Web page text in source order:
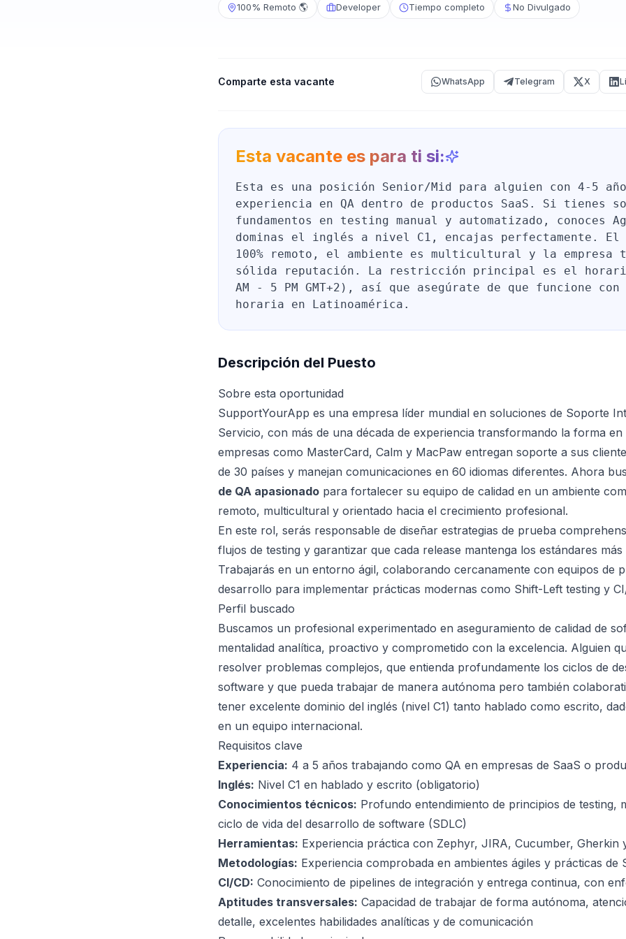
100% Remoto 🌎 Developer Tiempo completo No Divulgado
Comparte esta vacante WhatsApp Telegram X
Esta vacante es para ti si:
Esta es una posición Senior/Mid para alguien con 4-5
experiencia en QA dentro de productos SaaS. Si tienes
fundamentos en testing manual y automatizado, conoces
dominas el inglés a nivel C1, encajas perfectamente.
100% remoto, el ambiente es multicultural y la empresa
sólida reputación. La restricción principal es el
AM - 5 PM GMT+2), así que asegúrate de que funcione
horaria en Latinoamérica.
Descripción del Puesto
Sobre esta oportunidad
SupportYourApp es una empresa líder mundial en soluciones de Soporte
Servicio, con más de una década de experiencia transformando la forma en
empresas como MasterCard, Calm y MacPaw entregan soporte a sus
de 30 países y manejan comunicaciones en 60 idiomas diferentes. Ahora
de QA apasionado para fortalecer su equipo de calidad en un ambiente
remoto, multicultural y orientado hacia el crecimiento profesional.
En este rol, serás responsable de diseñar estrategias de prueba
flujos de testing y garantizar que cada release mantenga los estándares más
Trabajarás en un entorno ágil, colaborando cercanamente con equipos de
desarrollo para implementar prácticas modernas como Shift-Left testing y
Perfil buscado
Buscamos un profesional experimentado en aseguramiento de calidad de
mentalidad analítica, proactivo y comprometido con la excelencia. Alguien
resolver problemas complejos, que entienda profundamente los ciclos de
software y que pueda trabajar de manera autónoma pero también
tener excelente dominio del inglés (nivel C1) tanto hablado como escrito,
en un equipo internacional.
Requisitos clave
Experiencia: 4 a 5 años trabajando como QA en empresas de SaaS o
Inglés: Nivel C1 en hablado y escrito (obligatorio)
Conocimientos técnicos: Profundo entendimiento de principios de testing,
ciclo de vida del desarrollo de software (SDLC)
Herramientas: Experiencia práctica con Zephyr, JIRA, Cucumber, Gherkin
Metodologías: Experiencia comprobada en ambientes ágiles y prácticas de
CI/CD: Conocimiento de pipelines de integración y entrega continua, con
Aptitudes transversales: Capacidad de trabajar de forma autónoma,
detalle, excelentes habilidades analíticas y de comunicación